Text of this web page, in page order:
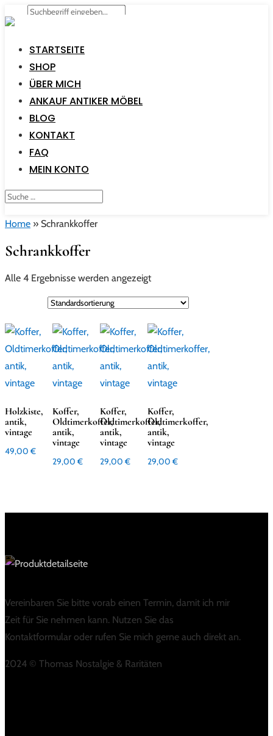
STARTSEITE
SHOP
ÜBER MICH
ANKAUF ANTIKER MÖBEL
BLOG
KONTAKT
FAQ
MEIN KONTO
Home » Schrankkoffer
Schrankkoffer
Alle 4 Ergebnisse werden angezeigt
Holzkiste,
antik,
vintage
49,00€
Koffer,
Oldtimerkoffer,
antik,
vintage
29,00€
Koffer,
Oldtimerkoffer,
antik,
vintage
29,00€
Koffer,
Oldtimerkoffer,
antik,
vintage
29,00€
Vereinbaren Sie bitte vorab einen Termin, damit ich mir
Zeit für Sie nehmen kann. Nutzen Sie das
Kontaktformular oder rufen Sie mich gerne auch direkt an.
2024 © Thomas Nostalgie & Raritäten